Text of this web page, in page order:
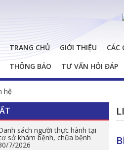
TRANG CHỦ GIỚI THIỆU CÁC
THÔNG BÁO
TƯ VẤN HỎI ĐÁP
hệ
sách người thực hành tại
sở khám bệnh, chữa bệnh
7/2026